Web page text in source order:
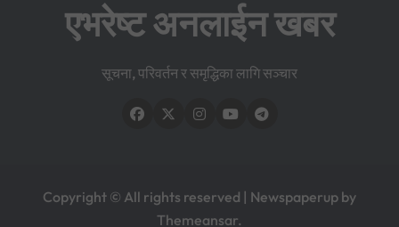
एभरेष्ट अनलाईन खबर
सूचना, परिवर्तन र समृद्धिका लागि सञ्चार
Copyright © All rights reserved | Newspaperup by
Themeansar.